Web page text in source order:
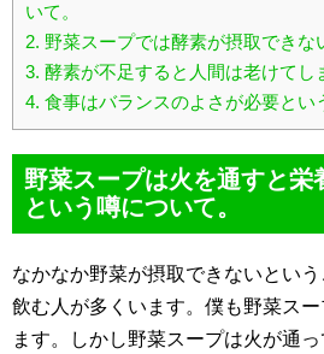
いて。
2. 野菜スープでは酵素が摂取できな
3. 酵素が不足すると人間は老けてし
4. 食事はバランスのよさが必要とい
野菜スープは火を通すと栄
という噂について。
なかなか野菜が摂取できないとい
飲む人が多くいます。僕も野菜ス
ます。しかし野菜スープは火が通